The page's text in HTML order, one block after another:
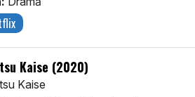
Kaise (2020)
Kaise